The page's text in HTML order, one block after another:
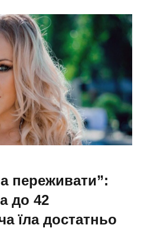
переживати”:
до 42
їла достатньо